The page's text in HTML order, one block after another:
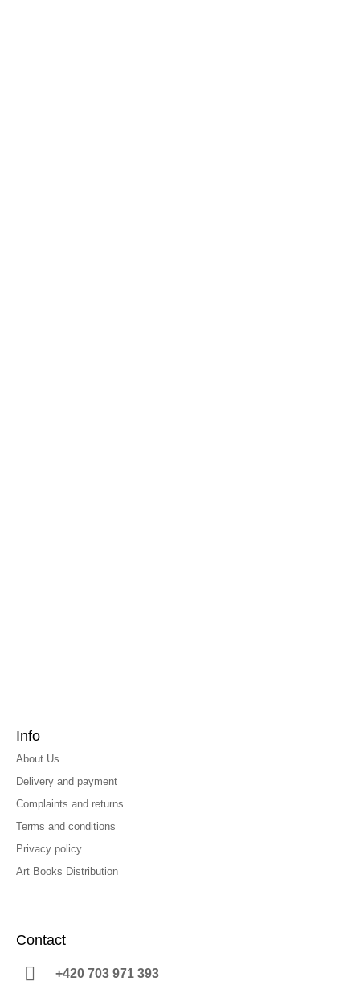
Info
About Us
Delivery and payment
Complaints and returns
Terms and conditions
Privacy policy
Art Books Distribution
Contact
+420 703 971 393